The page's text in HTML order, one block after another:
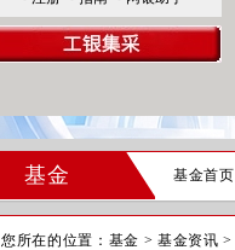
基金 基金首页
您所在的位置： 基金 >基金资讯 >